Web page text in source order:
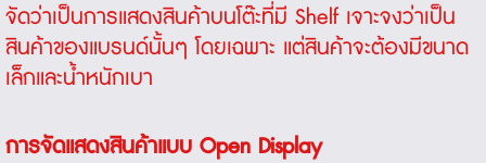
จัดว่าเป็นการแสดงสินค้าบนโต๊ะที่มี Shelf เจาะจงว่าเป็น
สินค้าของแบรนด์นั้นๆ โดยเฉพาะ แต่สินค้าจะต้องมีขนาด
เล็กและน้ำหนักเบา
การจัดแสดงสินค้าแบบ Open Display